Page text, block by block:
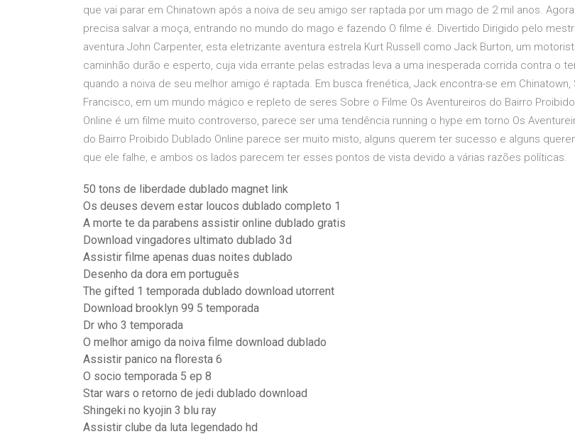
que vai parar em Chinatown após a noiva de seu amigo ser raptada por um mago de 2 mil anos.
precisa salvar a moça, entrando no mundo do mago e fazendo O filme é. Divertido Dirigido pelo
aventura John Carpenter, esta eletrizante aventura estrela Kurt Russell como Jack Burton, um
caminhão durão e esperto, cuja vida errante pelas estradas leva a uma inesperada corrida contra o
quando a noiva de seu melhor amigo é raptada. Em busca frenética, Jack encontra-se em Chinatown,
Francisco, em um mundo mágico e repleto de seres Sobre o Filme Os Aventureiros do Bairro Proibido
Online é um filme muito controverso, parece ser uma tendência running o hype em torno Os
do Bairro Proibido Dublado Online parece ser muito misto, alguns querem ter sucesso e alguns
que ele falhe, e ambos os lados parecem ter esses pontos de vista devido a várias razões políticas.
50 tons de liberdade dublado magnet link
Os deuses devem estar loucos dublado completo 1
A morte te da parabens assistir online dublado gratis
Download vingadores ultimato dublado 3d
Assistir filme apenas duas noites dublado
Desenho da dora em português
The gifted 1 temporada dublado download utorrent
Download brooklyn 99 5 temporada
Dr who 3 temporada
O melhor amigo da noiva filme download dublado
Assistir panico na floresta 6
O socio temporada 5 ep 8
Star wars o retorno de jedi dublado download
Shingeki no kyojin 3 blu ray
Assistir clube da luta legendado hd